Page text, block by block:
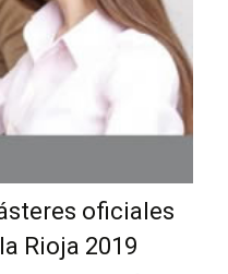
oficiales
Rioja 2019